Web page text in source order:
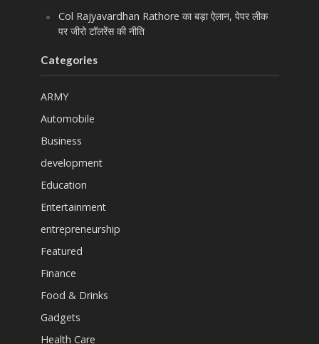
Col Rajyavardhan Rathore का बड़ा ऐलान, पेपर लीक
पर जीरो टॉलरेंस की नीति
Categories
ARMY
Automobile
Business
development
Education
Entertainment
entrepreneurship
Featured
Finance
Food & Drinks
Gadgets
Health Care